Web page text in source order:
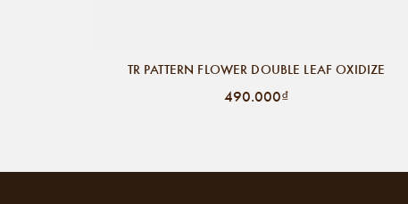
TR PATTERN FLOWER DOUBLE LEAF OXIDIZE
490.000₫